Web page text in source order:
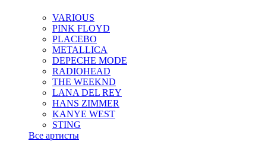
VARIOUS
PINK FLOYD
PLACEBO
METALLICA
DEPECHE MODE
RADIOHEAD
THE WEEKND
LANA DEL REY
HANS ZIMMER
KANYE WEST
STING
Все артисты